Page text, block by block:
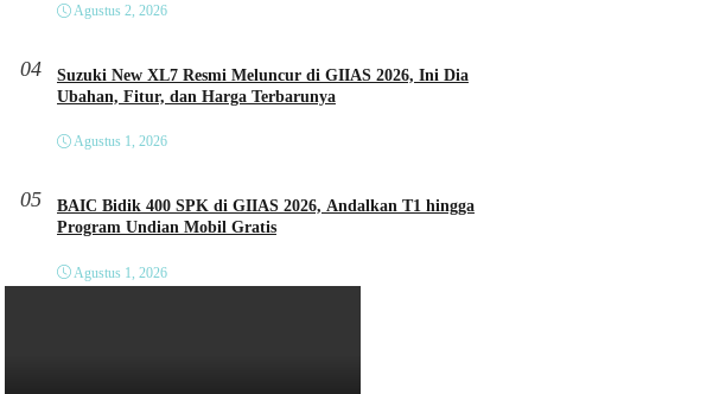
Agustus 2, 2026
04
Suzuki New XL7 Resmi Meluncur di GIIAS 2026, Ini Dia
Ubahan, Fitur, dan Harga Terbarunya
Agustus 1, 2026
05
BAIC Bidik 400 SPK di GIIAS 2026, Andalkan T1 hingga
Program Undian Mobil Gratis
Agustus 1, 2026